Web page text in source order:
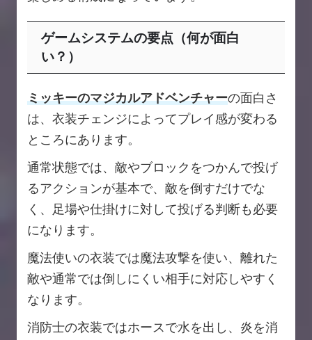
ゲームシステムの要点（何が面白
い？）
ミッキーのマジカルアドベンチャーの面白さ
は、衣装チェンジによってプレイ感が変わる
ところにあります。
通常状態では、敵やブロックをつかんで投げ
るアクションが基本で、敵を倒すだけでな
く、足場や仕掛けに対して投げる判断も必要
になります。
魔法使いの衣装では魔法攻撃を使い、離れた
敵や通常では倒しにくい相手に対応しやすく
なります。
消防士の衣装ではホースで水を出し、炎を消